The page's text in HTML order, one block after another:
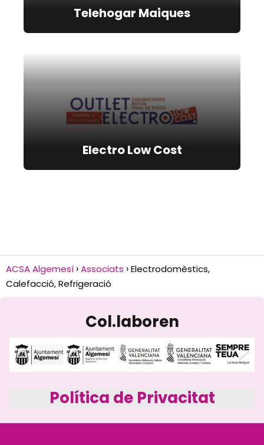
Telehogar Maiques
Electro Low Cost
ACSA Algemesí Associats
Electrodomèstics,
Calefacció, Refrigeració
Col.laboren
Política de Privacitat